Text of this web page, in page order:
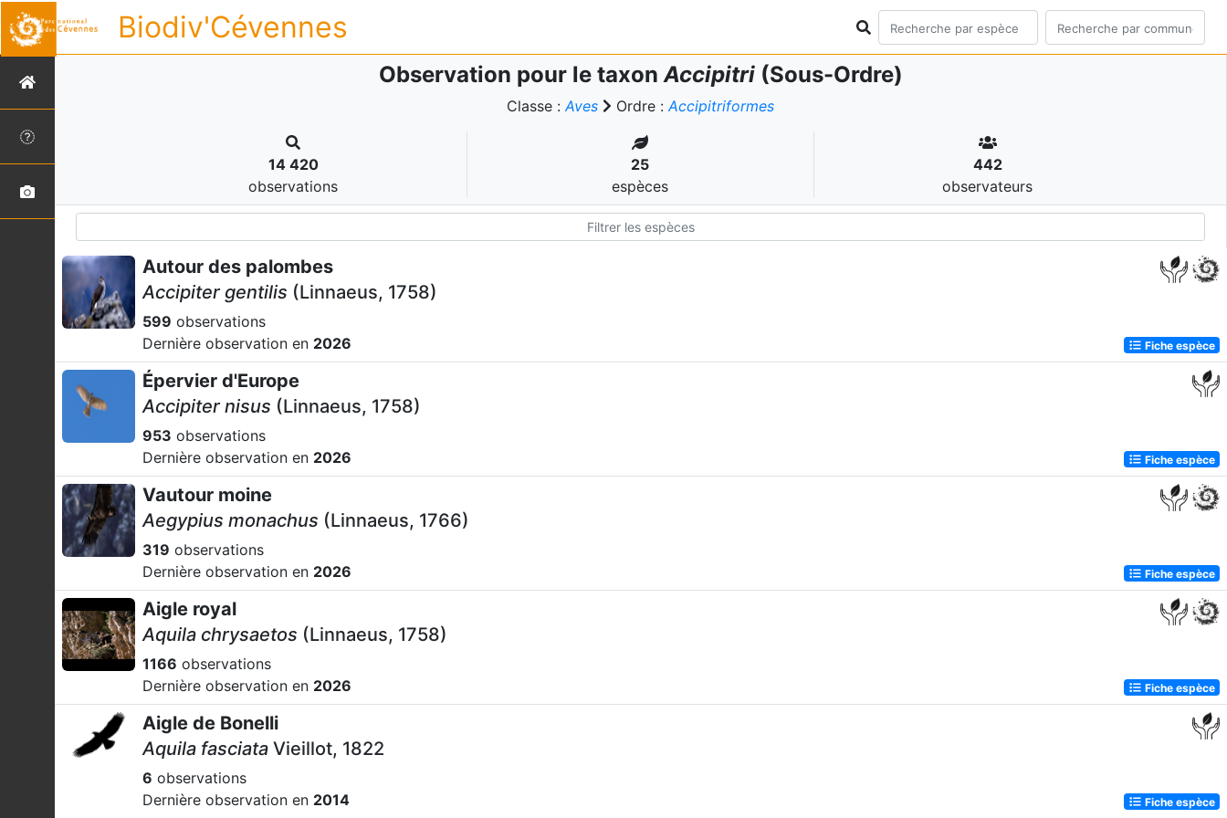
Biodiv'Cévennes
Observation pour le taxonAccipitri(Sous-Ordre)
Classe :Aves Ordre :Accipitriformes
14 420
observations
25
espèces
442
observateurs
Autour des palombes
Accipiter gentilis (Linnaeus, 1758)
599 observations
Dernière observation en 2026 Fiche espèce
Épervier d'Europe
Accipiter nisus (Linnaeus, 1758)
953 observations
Dernière observation en 2026 Fiche espèce
Vautour moine
Aegypius monachus (Linnaeus, 1766)
319 observations
Dernière observation en 2026 Fiche espèce
Aigle royal
Aquila chrysaetos (Linnaeus, 1758)
1166 observations
Dernière observation en 2026 Fiche espèce
Aigle de Bonelli
Aquila fasciata Vieillot, 1822
6 observations
Dernière observation en 2014 Fiche espèce